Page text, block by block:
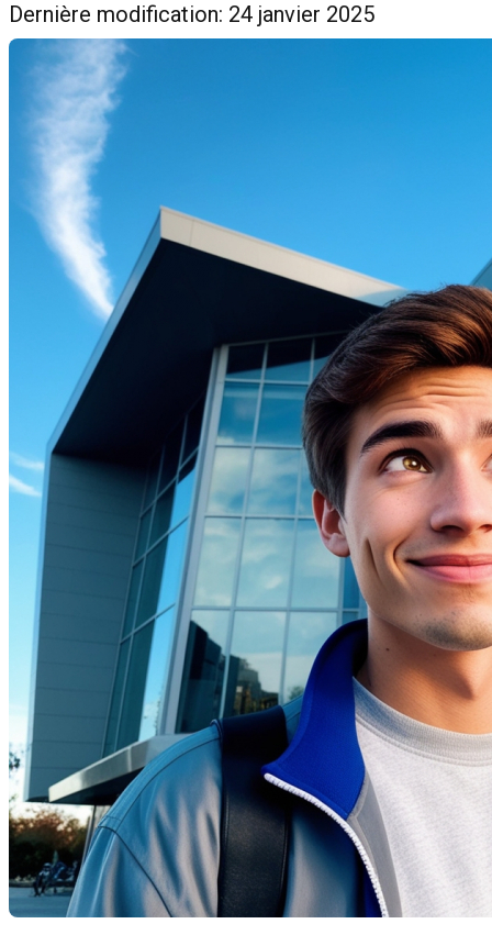
Dernière modification: 24 janvier 2025